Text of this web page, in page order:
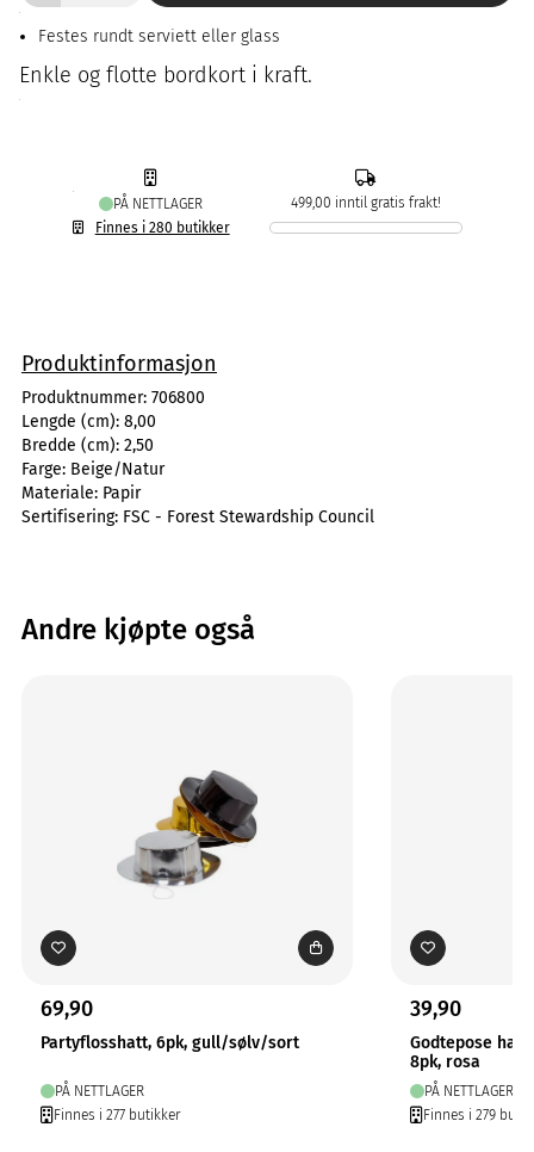
Festes rundt serviett eller glass
Enkle og flotte bordkort i kraft.
PÅ NETTLAGER
Finnes i 280 butikker
499,00 inntil gratis frakt!
Produktinformasjon
Produktnummer: 706800
Lengde (cm): 8,00
Bredde (cm): 2,50
Farge: Beige/Natur
Materiale: Papir
Sertifisering: FSC - Forest Stewardship Council
Andre kjøpte også
69,90
Partyflosshatt, 6pk, gull/sølv/sort
PÅ NETTLAGER
Finnes i 277 butikker
39,90
Godtepose
8pk, rosa
PÅ NETTLAGER
Finnes i 279